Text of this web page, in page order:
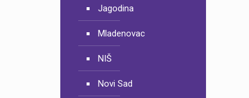
Jagodina
Mladenovac
NIŠ
Novi Sad